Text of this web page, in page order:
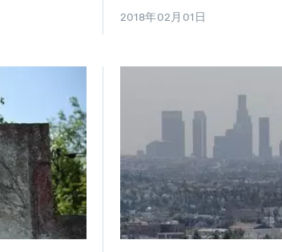
2018年02月01日